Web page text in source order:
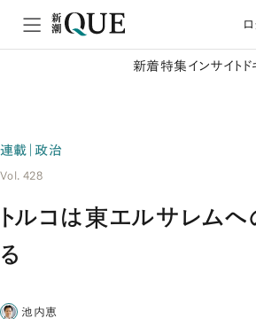
新着特集 インサイト
連載｜政治
Vol. 428
トルコは東エルサレム
る
池内恵